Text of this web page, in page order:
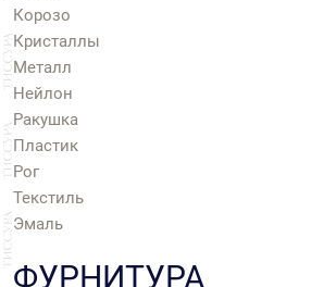
Корозо
Кристаллы
Металл
Нейлон
Ракушка
Пластик
Рог
Текстиль
Эмаль
ФУРНИТУРА